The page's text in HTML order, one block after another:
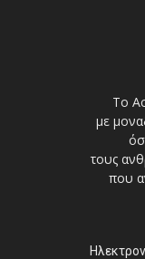
Το
με
τους
που